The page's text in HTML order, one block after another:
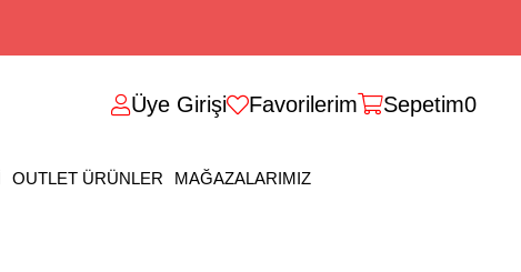
Üye Girişi Favorilerim Sepetim0
OUTLET ÜRÜNLER MAĞAZALARIMIZ